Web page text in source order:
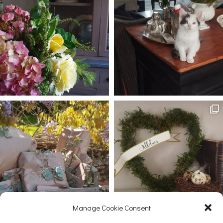
Manage Cookie Consent